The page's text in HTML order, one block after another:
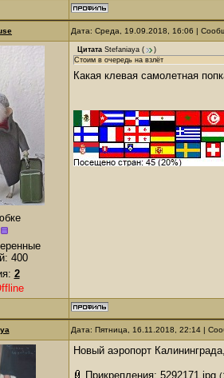
Дата: Среда, 19.09.2018, 16:06 |
400
2
Цитата Stefaniaya (
)
Стоим в очередь на взлёт
Какая клевая самолетная
Дата: Пятница, 16.11.2018, 22:14 |
Новый аэропорт
Прикрепления: 5292171.jpg